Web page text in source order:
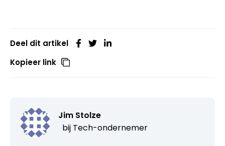
Deel dit artikel
Kopieer link
Jim Stolze
bij Tech-ondernemer